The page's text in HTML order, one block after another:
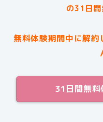
の31日間
無料体験期間中に解
31日間無